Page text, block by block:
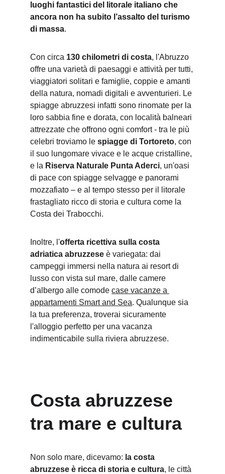
luoghi fantastici del litorale italiano che
ancora non ha subito l’assalto del turismo
di massa.
Con circa 130 chilometri di costa, l'Abruzzo
offre una varietà di paesaggi e attività per tutti,
viaggiatori solitari e famiglie, coppie e amanti
della natura, nomadi digitali e avventurieri. Le
spiagge abruzzesi infatti sono rinomate per la
loro sabbia fine e dorata, con località balneari
attrezzate che offrono ogni comfort - tra le più
celebri troviamo le spiagge di Tortoreto, con
il suo lungomare vivace e le acque cristalline,
e la Riserva Naturale Punta Aderci, un'oasi
di pace con spiagge selvagge e panorami
mozzafiato – e al tempo stesso per il litorale
frastagliato ricco di storia e cultura come la
Costa dei Trabocchi.
Inoltre, l'offerta ricettiva sulla costa
adriatica abruzzese è variegata: dai
campeggi immersi nella natura ai resort di
lusso con vista sul mare, dalle camere
d’albergo alle comode case vacanze a
appartamenti Smart and Sea. Qualunque sia
la tua preferenza, troverai sicuramente
l'alloggio perfetto per una vacanza
indimenticabile sulla riviera abruzzese.
Costa abruzzese
tra mare e cultura
Non solo mare, dicevamo: la costa
abruzzese è ricca di storia e cultura, le città